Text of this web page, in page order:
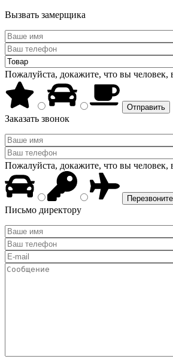
Вызвать замерщика
Пожалуйста, докажите, что вы человек,
Заказать звонок
Пожалуйста, докажите, что вы человек,
Письмо директору